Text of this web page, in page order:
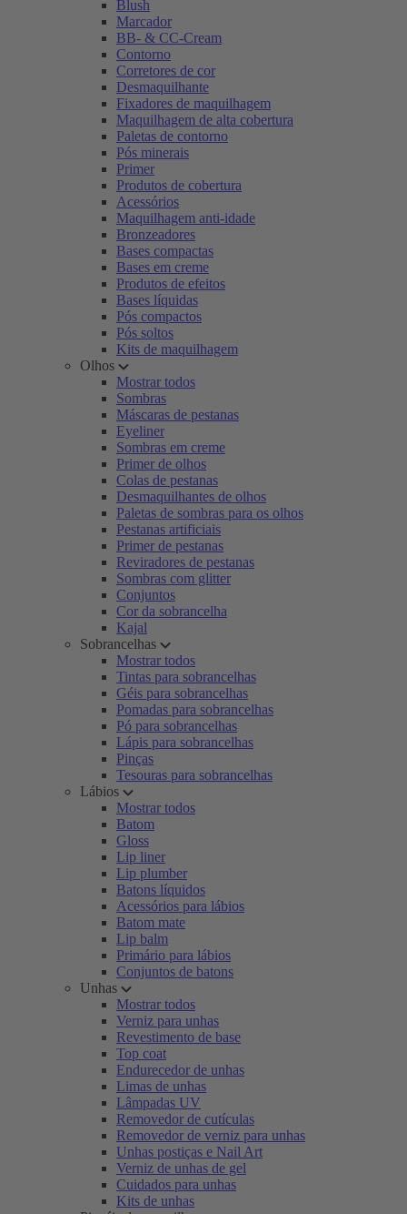
Blush
Marcador
BB- & CC-Cream
Contorno
Corretores de cor
Desmaquilhante
Fixadores de maquilhagem
Maquilhagem de alta cobertura
Paletas de contorno
Pós minerais
Primer
Produtos de cobertura
Acessórios
Maquilhagem anti-idade
Bronzeadores
Bases compactas
Bases em creme
Produtos de efeitos
Bases líquidas
Pós compactos
Pós soltos
Kits de maquilhagem
Olhos
Mostrar todos
Sombras
Máscaras de pestanas
Eyeliner
Sombras em creme
Primer de olhos
Colas de pestanas
Desmaquilhantes de olhos
Paletas de sombras para os olhos
Pestanas artificiais
Primer de pestanas
Reviradores de pestanas
Sombras com glitter
Conjuntos
Cor da sobrancelha
Kajal
Sobrancelhas
Mostrar todos
Tintas para sobrancelhas
Géis para sobrancelhas
Pomadas para sobrancelhas
Pó para sobrancelhas
Lápis para sobrancelhas
Pinças
Tesouras para sobrancelhas
Lábios
Mostrar todos
Batom
Gloss
Lip liner
Lip plumber
Batons líquidos
Acessórios para lábios
Batom mate
Lip balm
Primário para lábios
Conjuntos de batons
Unhas
Mostrar todos
Verniz para unhas
Revestimento de base
Top coat
Endurecedor de unhas
Limas de unhas
Lâmpadas UV
Removedor de cutículas
Removedor de verniz para unhas
Unhas postiças e Nail Art
Verniz de unhas de gel
Cuidados para unhas
Kits de unhas